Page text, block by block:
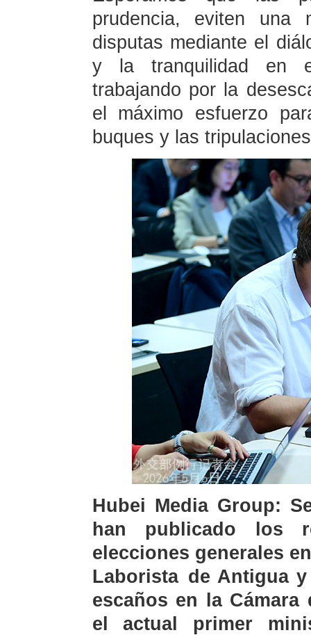
prudencia, eviten una
disputas mediante el
y la tranquilidad en
trabajando por la
el máximo esfuerzo
buques y las
Hubei Media Group:
han publicado los
elecciones generales
Laborista de Antigua
escaños en la
el actual primer